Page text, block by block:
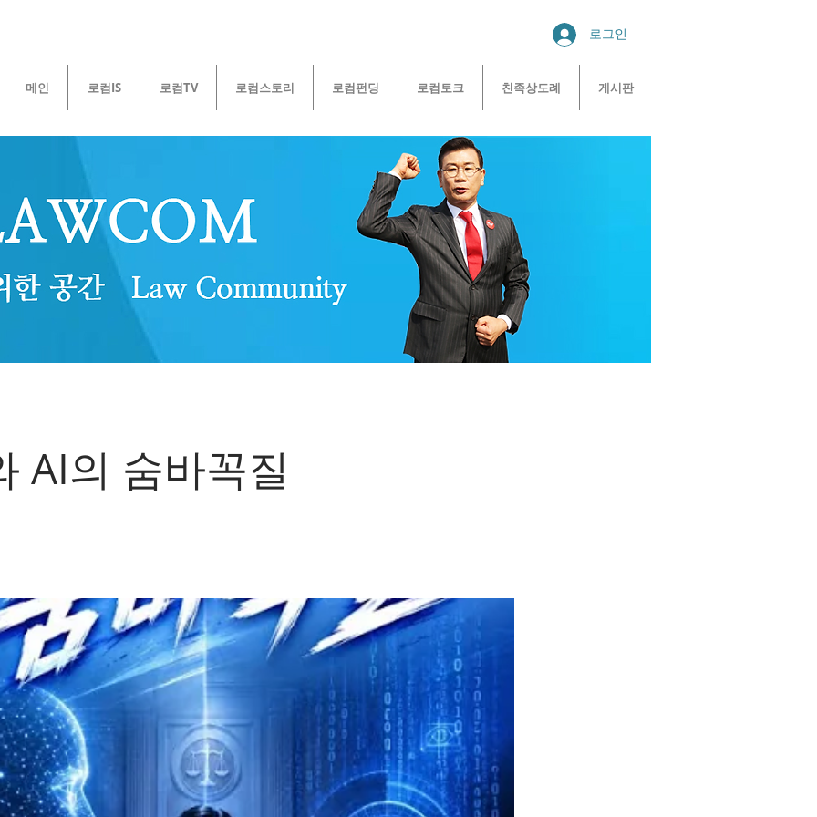
로그인
메인 로컴IS 로컴TV 로컴스토리 로컴펀딩 로컴토크 친족상도례 게시판
AI의 숨바꼭질